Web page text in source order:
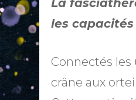
La
les
Connectés
crâne aux